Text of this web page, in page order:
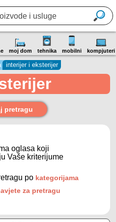
moj dom tehnika mobilni kompjuteri
interijer i eksterijer
pretragu
oglasa koji
Vaše kriterijume
po kategorijama
za pretragu